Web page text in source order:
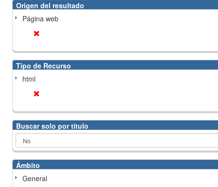
Origen del resultado
Página web
Tipo de Recurso
html
Buscar solo por título
Ámbito
General